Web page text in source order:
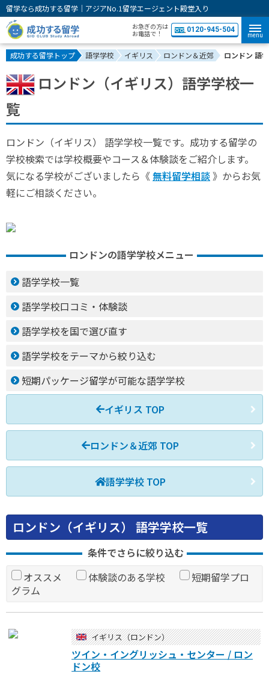
留学なら成功する留学｜アジアNo.1留学エージェント殿堂入り
お急ぎの方は
お電話で！
0120-945-504
menu
成功する留学トップ 語学学校 イギリス ロンドン＆近郊 ロンドン 語
ロンドン（イギリス）語学学校一
覧
ロンドン（イギリス） 語学学校一覧です。成功する留学の
学校検索では学校概要やコース＆体験談をご紹介します。
気になる学校がございましたら《 無料留学相談 》からお気
軽にご相談ください。
ロンドンの語学学校メニュー
語学学校一覧
語学学校口コミ・体験談
語学学校を国で選び直す
語学学校をテーマから絞り込む
短期パッケージ留学が可能な語学学校
イギリス TOP
ロンドン＆近郊 TOP
語学学校 TOP
ロンドン（イギリス） 語学学校一覧
条件でさらに絞り込む
オススメ
体験談のある学校
短期留学プロ
グラム
イギリス（ロンドン）
ツイン・イングリッシュ・センター / ロン
ドン校